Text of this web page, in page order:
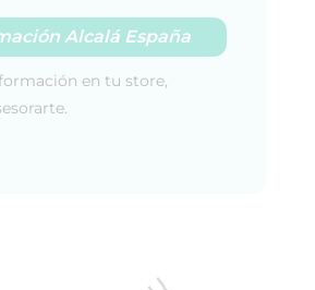
Alcalá España
en tu store,